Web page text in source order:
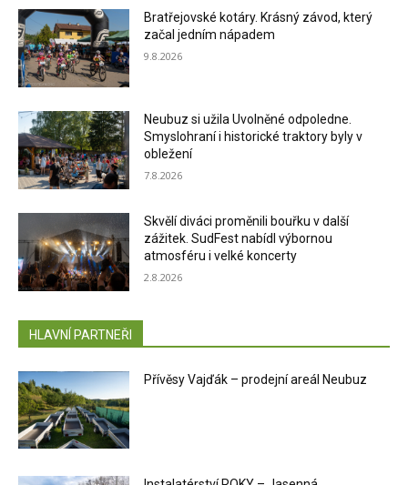
Bratřejovské kotáry. Krásný závod, který
začal jedním nápadem
9.8.2026
Neubuz si užila Uvolněné odpoledne.
Smyslohraní i historické traktory byly v
obležení
7.8.2026
Skvělí diváci proměnili bouřku v další
zážitek. SudFest nabídl výbornou
atmosféru i velké koncerty
2.8.2026
HLAVNÍ PARTNEŘI
Přívěsy Vajďák – prodejní areál Neubuz